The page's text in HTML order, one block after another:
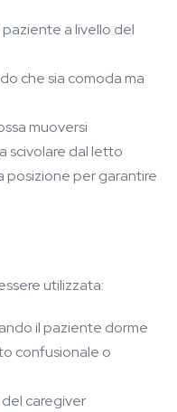
a livello del
che sia comoda ma
muoversi
scivolare dal letto
posizione per garantire
utilizzata:
il paziente dorme
confusionale o
caregiver